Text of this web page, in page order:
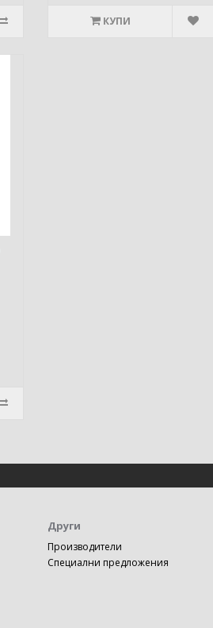
КУПИ
Други
Производители
Специални предложения